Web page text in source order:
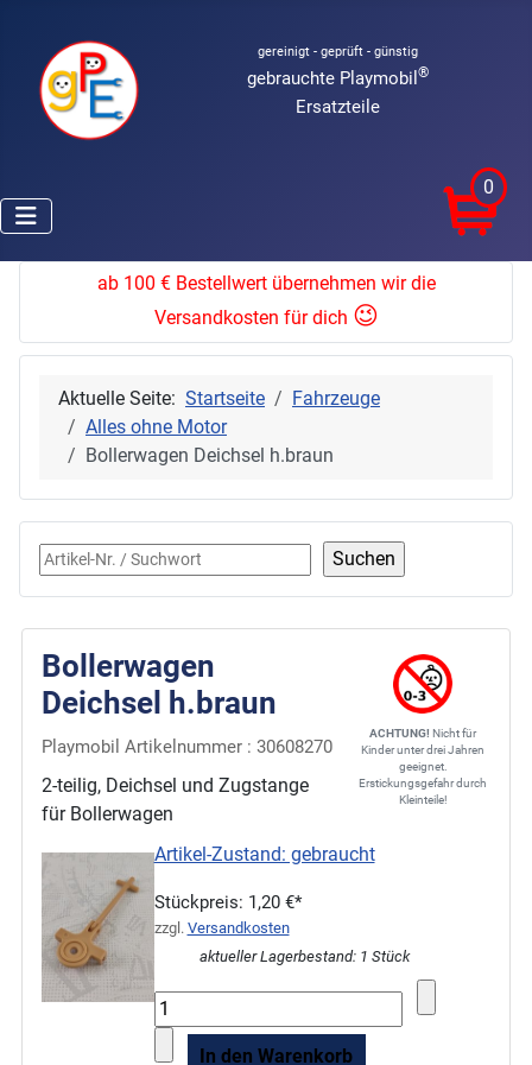
gereinigt - geprüft - günstig
gebrauchte Playmobil®
Ersatzteile
0
ab 100 € Bestellwert übernehmen wir die
Versandkosten für dich 😉
Aktuelle Seite: Startseite
Fahrzeuge
Alles ohne Motor
Bollerwagen Deichsel h.braun
Bollerwagen
Deichsel h.braun
Playmobil Artikelnummer : 30608270
2-teilig, Deichsel und Zugstange
für Bollerwagen
ACHTUNG! Nicht für
Kinder unter drei Jahren
geeignet.
Erstickungsgefahr durch
Kleinteile!
Artikel-Zustand: gebraucht
Stückpreis: 1,20 €*
zzgl. Versandkosten
aktueller Lagerbestand: 1 Stück